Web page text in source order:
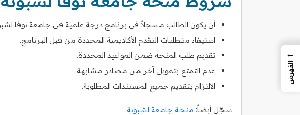
أن يكون الطالب مسجلاً في برنامج درجة علمية في جامعة نوفا
استيفاء متطلبات التقدم الأكاديمية المحددة من قبل البرنامج.
تقديم طلب المنحة ضمن المواعيد المحددة.
عدم التمتع بتمويل آخر من مصادر مشابهة.
الالتزام بتقديم جميع المستندات المطلوبة.
سجّل أيضاً: منحة جامعة لشبونة
←
الفهرس